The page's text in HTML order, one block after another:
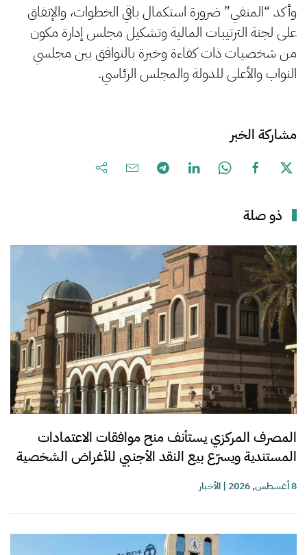
وأكد “المنفي” ضرورة استكمال باقي الخطوات، والإتفاق
على لجنة الترتيبات المالية وتشكيل مجلس إدارة مكون
من شخصيات ذات كفاءة وخبرة بالتوافق بين مجلسي
النواب والأعلى للدولة والمجلس الرئاسي.
مشاركة الخبر
ذو صلة
المصرف المركزي يستأنف منح موافقات الاعتمادات
المستندية ويسرّع بيع النقد الأجنبي للأغراض الشخصية
8 أغسطس, 2026 |الأخبار